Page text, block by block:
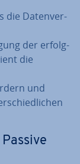
die Da­ten­ver­
der er­folg­
die
und